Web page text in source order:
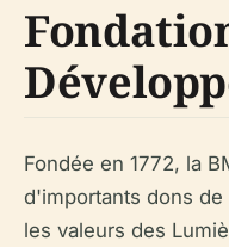
Fondée en 1772, la
d'importants dons
les valeurs des